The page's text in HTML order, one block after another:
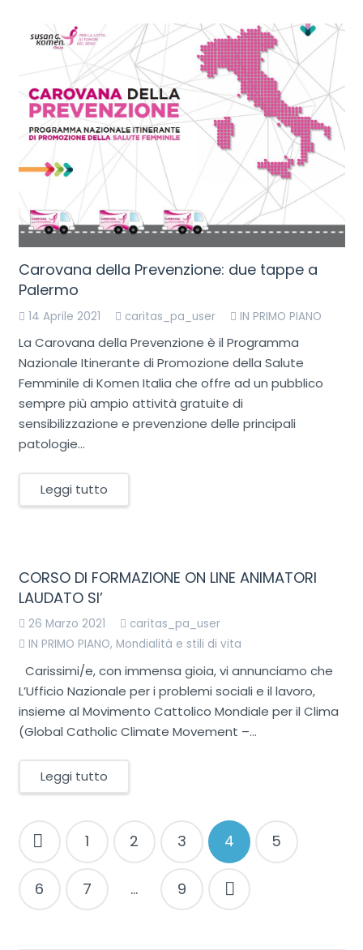
Carovana della Prevenzione: due tappe a
Palermo
14 Aprile 2021 caritas_pa_user IN PRIMO PIANO
La Carovana della Prevenzione è il Programma
Nazionale Itinerante di Promozione della Salute
Femminile di Komen Italia che offre ad un pubblico
sempre più ampio attività gratuite di
sensibilizzazione e prevenzione delle principali
patologie…
Leggi tutto
CORSO DI FORMAZIONE ON LINE ANIMATORI
LAUDATO SI’
26 Marzo 2021
caritas_pa_user
IN PRIMO PIANO, Mondialità e stili di vita
Carissimi/e, con immensa gioia, vi annunciamo che
L’Ufficio Nazionale per i problemi sociali e il lavoro,
insieme al Movimento Cattolico Mondiale per il Clima
(Global Catholic Climate Movement –…
Leggi tutto
Navigazione
articoli
1 2 3 4 5
6 7 … 9